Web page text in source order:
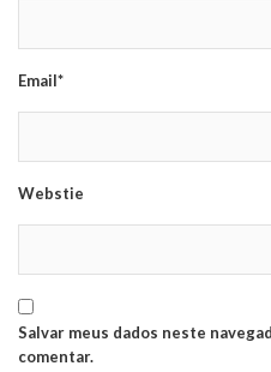
Email*
Webstie
Salvar meus dados neste
comentar.